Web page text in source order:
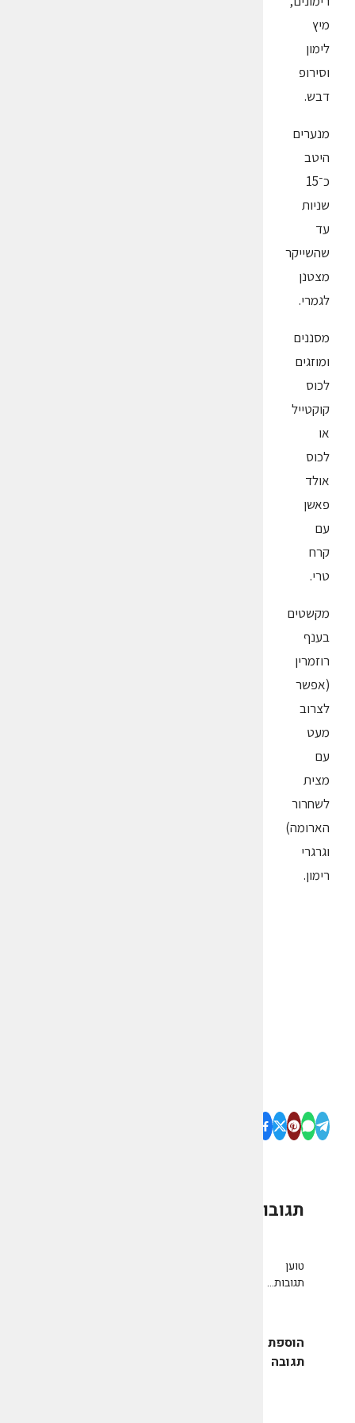
מיץ
לימון
וסירופ
דבש.
מנערים
היטב
כ־15
שניות
עד
שהשייקר
מצטנן
לגמרי.
מסננים
ומוזגים
לכוס
קוקטייל
או
לכוס
אולד
פאשן
עם
קרח
טרי.
מקשטים
בענף
רוזמרין
(אפשר
לצרוב
מעט
עם
מצית
לשחרור
הארומה)
וגרגרי
רימון.
תגובות
טוען
תגובות...
הוספת
תגובה